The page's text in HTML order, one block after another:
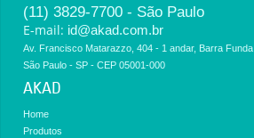
(11) 3829-7700 - São Paulo
E-mail: id@akad.com.br
Av. Francisco Matarazzo, 404 - 1 andar, Barra Funda
São Paulo - SP - CEP 05001-000
AKAD
Home
Produtos